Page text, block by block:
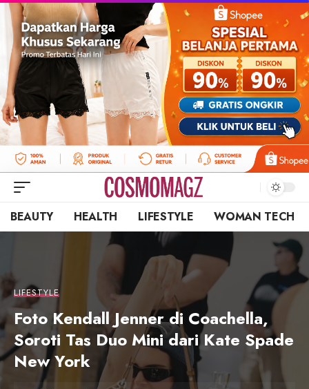
BEAUTY HEALTH LIFESTYLE WOMAN TECH
LIFESTYLE
Foto Kendall Jenner di Coachella,
Soroti Tas Duo Mini dari Kate Spade
New York